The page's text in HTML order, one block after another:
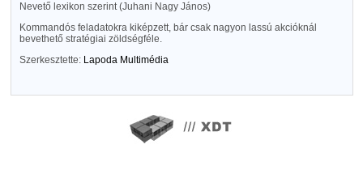
Nevető lexikon szerint (Juhani Nagy János)
Kommandós feladatokra kiképzett, bár csak nagyon lassú akcióknál
bevethető stratégiai zöldségféle.
Szerkesztette: Lapoda Multimédia